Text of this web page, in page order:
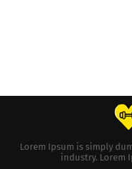
Lorem Ipsum is simply
industry. Lorem